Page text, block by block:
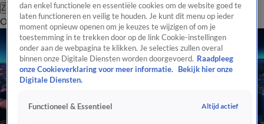
Zoeken
OverzichtRegioUitzendingenWeerTip de redactiePanelVideo's
dan enkel functionele en essentiële cookies om de website goed te
laten functioneren en veilig te houden. Je kunt dit menu op ieder
moment opnieuw openen om je keuzes te wijzigen of om je
toestemming in te trekken door op de link Cookie-instellingen
onder aan de webpagina te klikken. Je selecties zullen overal
binnen onze Digitale Diensten worden doorgevoerd. Raadpleeg
onze Cookieverklaring voor meer informatie.
Bekijk hier onze
Digitale Diensten.
Functioneel & Essentieel Altijd actief